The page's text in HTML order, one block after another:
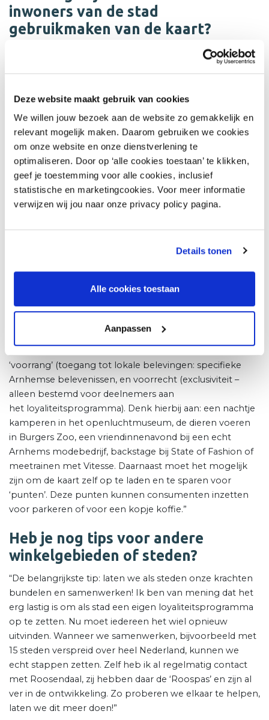
Deze website maakt gebruik van cookies
We willen jouw bezoek aan de website zo gemakkelijk en
relevant mogelijk maken. Daarom gebruiken we cookies
om onze website en onze dienstverlening te
optimaliseren. Door op ‘alle cookies toestaan’ te klikken,
geef je toestemming voor alle cookies, inclusief
statistische en marketingcookies. Voor meer informatie
verwijzen wij jou naar onze privacy policy pagina.
Details tonen
Alle cookies toestaan
Aanpassen
inwoners van de stad
gebruikmaken van de kaart?
“Middels campagnes proberen we inwoners bekend te
maken met de cadeaukaart. Onlangs hebben we het
een moeilijke tijd voor vele mensen en met de ‘Dit is PAS
een cadeaukaart. Dit kan bijvoorbeeld een buurvrouw
zijn of iemand die werkzaam is in de zorg. Een
bijkomend voordeel is dat we met deze actie ook
meteen de lokale ondernemers in Arnhem steunen.
Want ook zij hebben het in deze tijd niet altijd makkelijk.”
Wat zijn jouw wensen op het gebied
van loyaliteit in Arnhem?
“Momenteel zijn wij blij met onze cadeaukaart, maar als
programma moet de merkbelofte van de stad Arnhem
naar voren komen en staat beleving centraal. Deelname
(kortingen en cadeaus) opleveren voor de consument,
‘voorrang’ (toegang tot lokale belevingen: specifieke
Arnhemse belevenissen, en voorrecht (exclusiviteit –
alleen bestemd voor deelnemers aan
het loyaliteitsprogramma). Denk hierbij aan: een nachtje
kamperen in het openluchtmuseum, de dieren voeren
in Burgers Zoo, een vriendinnenavond bij een echt
Arnhems modebedrijf, backstage bij State of Fashion of
meetrainen met Vitesse. Daarnaast moet het mogelijk
zijn om de kaart zelf op te laden en te sparen voor
‘punten’. Deze punten kunnen consumenten inzetten
voor parkeren of voor een kopje koffie.”
Heb je nog tips voor andere
winkelgebieden of steden?
“De belangrijkste tip: laten we als steden onze krachten
bundelen en samenwerken! Ik ben van mening dat het
erg lastig is om als stad een eigen loyaliteitsprogramma
op te zetten. Nu moet iedereen het wiel opnieuw
uitvinden. Wanneer we samenwerken, bijvoorbeeld met
15 steden verspreid over heel Nederland, kunnen we
echt stappen zetten. Zelf heb ik al regelmatig contact
met Roosendaal, zij hebben daar de ‘Roospas’ en zijn al
ver in de ontwikkeling. Zo proberen we elkaar te helpen,
laten we dit meer doen!”